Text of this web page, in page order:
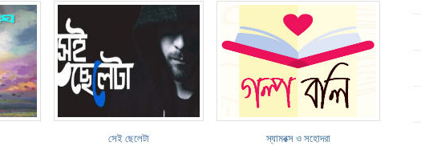
সেই ছেলেটা স্যামরক্স ও সহোদরা